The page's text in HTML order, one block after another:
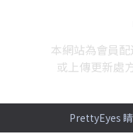
本網站為會員
或上傳更新處
PrettyEyes